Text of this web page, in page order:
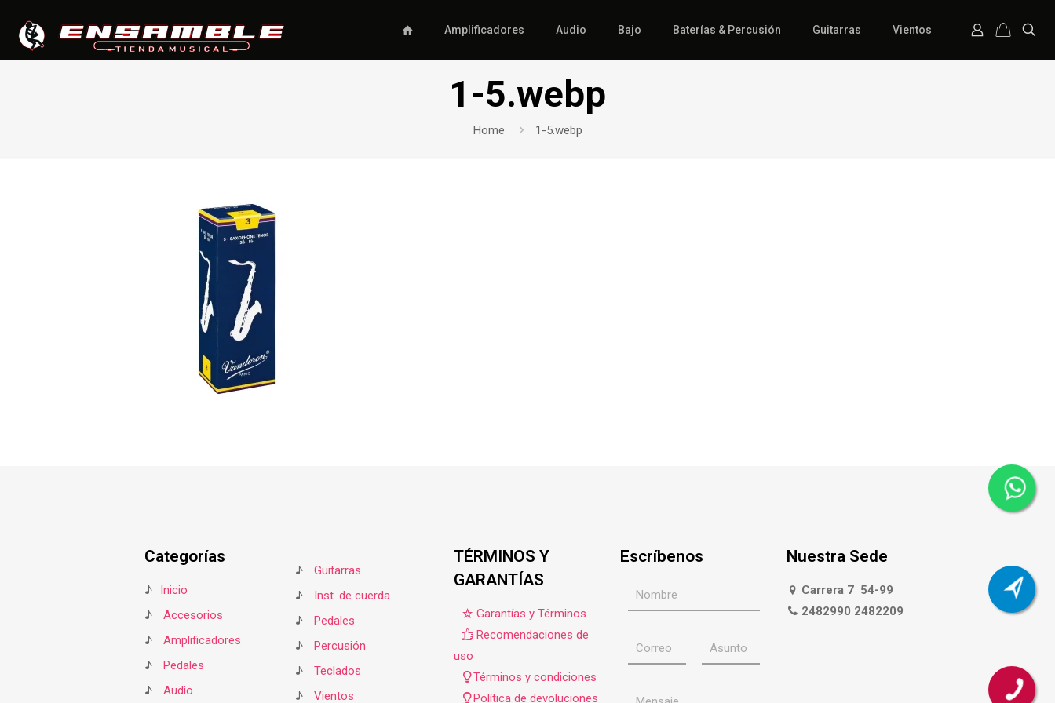
Amplificadores Audio Bajo Baterías & Percusión Guitarras Vientos
1-5.webp
Home 1-5.webp
Categorías
♪
Inicio
♪
Accesorios
♪
Amplificadores
♪
Pedales
♪
Audio
♪
Guitarras
♪
Inst. de cuerda
♪
Pedales
♪
Percusión
♪
Teclados
♪
Vientos
TÉRMINOS Y
GARANTÍAS
Garantías y Términos
Recomendaciones de
uso
Términos y condiciones
Política de devoluciones
Escríbenos Nuestra Sede
Carrera 7 54-99
2482990 2482209